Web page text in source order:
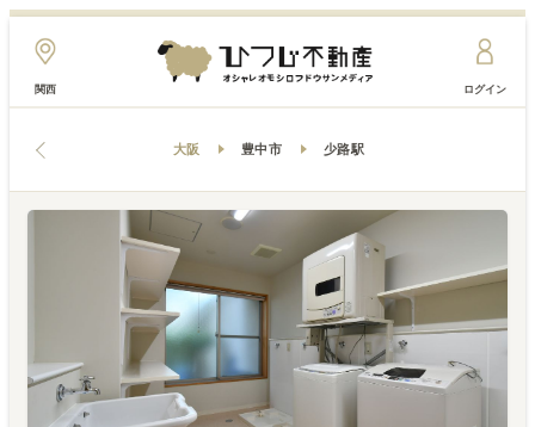
関西 ログイン
大阪 豊中市 少路駅